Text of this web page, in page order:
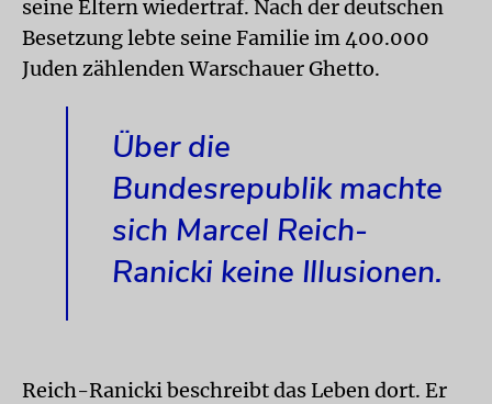
seine Eltern wiedertraf. Nach der deutschen
Besetzung lebte seine Familie im 400.000
Juden zählenden Warschauer Ghetto.
Über die
Bundesrepublik machte
sich Marcel Reich-
Ranicki keine Illusionen.
Reich-Ranicki beschreibt das Leben dort. Er